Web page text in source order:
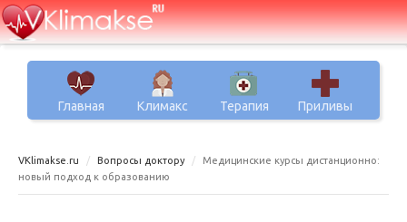
Главная Климакс Терапия Приливы
VKlimakse.ru Вопросы доктору
Медицинские курсы дистанционно:
новый подход к образованию